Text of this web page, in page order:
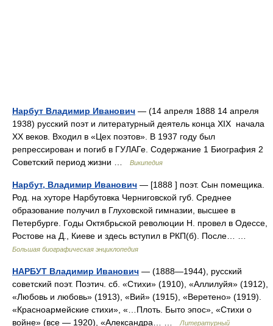
Нарбут Владимир Иванович — (14 апреля 1888 14 апреля
1938) русский поэт и литературный деятель конца XIX начала
XX веков. Входил в «Цех поэтов». В 1937 году был
репрессирован и погиб в ГУЛАГе. Содержание 1 Биография 2
Советский период жизни …
Википедия
Нарбут, Владимир Иванович — [1888 ] поэт. Сын помещика.
Род. на хуторе Нарбутовка Черниговской губ. Среднее
образование получил в Глуховской гимназии, высшее в
Петербурге. Годы Октябрьской революции Н. провел в Одессе,
Ростове на Д., Киеве и здесь вступил в РКП(б). После… …
Большая биографическая энциклопедия
НАРБУТ Владимир Иванович — (1888—1944), русский
советский поэт. Поэтич. сб. «Стихи» (1910), «Аллилуйя» (1912),
«Любовь и любовь» (1913), «Вий» (1915), «Веретено» (1919).
«Красноармейские стихи», «…Плоть. Быто эпос», «Стихи о
войне» (все — 1920), «Александра… …
Литературный